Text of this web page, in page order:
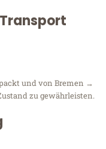
und von Bremen →
zu gewährleisten.